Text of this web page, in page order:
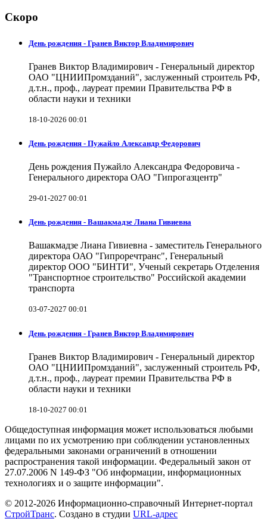
Скоро
День рождения - Гранев Виктор Владимирович
Гранев Виктор Владимирович - Генеральный директор
ОАО "ЦНИИПромзданий", заслуженный строитель РФ,
д.т.н., проф., лауреат премии Правительства РФ в
области науки и техники
18-10-2026 00:01
День рождения - Пужайло Александр Федорович
День рождения Пужайло Александра Федоровича -
Генерального директора ОАО "Гипрогазцентр"
29-01-2027 00:01
День рождения - Вашакмадзе Лиана Гивиевна
Вашакмадзе Лиана Гивиевна - заместитель Генерального
директора ОАО "Гипроречтранс", Генеральный
директор ООО "БИНТИ", Ученый секретарь Отделения
"Транспортное строительство" Российской академии
транспорта
03-07-2027 00:01
День рождения - Гранев Виктор Владимирович
Гранев Виктор Владимирович - Генеральный директор
ОАО "ЦНИИПромзданий", заслуженный строитель РФ,
д.т.н., проф., лауреат премии Правительства РФ в
области науки и техники
18-10-2027 00:01
Общедоступная информация может использоваться любыми
лицами по их усмотрению при соблюдении установленных
федеральными законами ограничений в отношении
распространения такой информации. Федеральный закон от
27.07.2006 N 149-ФЗ "Об информации, информационных
технологиях и о защите информации".
© 2012-2026 Информационно-справочный Интернет-портал
СтройТранс. Создано в студии URL-адрес